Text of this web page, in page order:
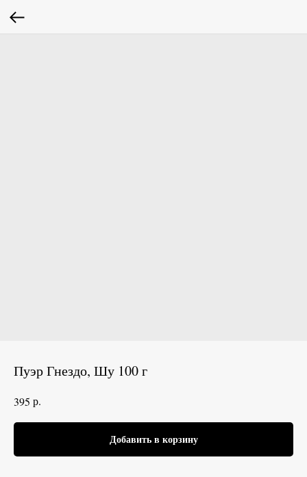
Пуэр Гнездо, Шу 100 г
395 р.
Добавить в корзину